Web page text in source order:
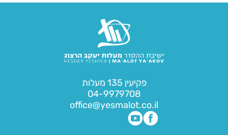
פקיעין 135 מעלות
04-9979708
office@yesmalot.co.il